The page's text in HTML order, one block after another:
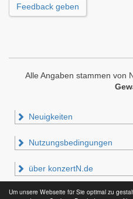
Um unsere Webseite für Sie optimal zu
Feedback geben
Alle Angaben stammen von
Neuigkeiten
Nutzungsbedingungen
über konzertN.de
Impressum & Datenschutz